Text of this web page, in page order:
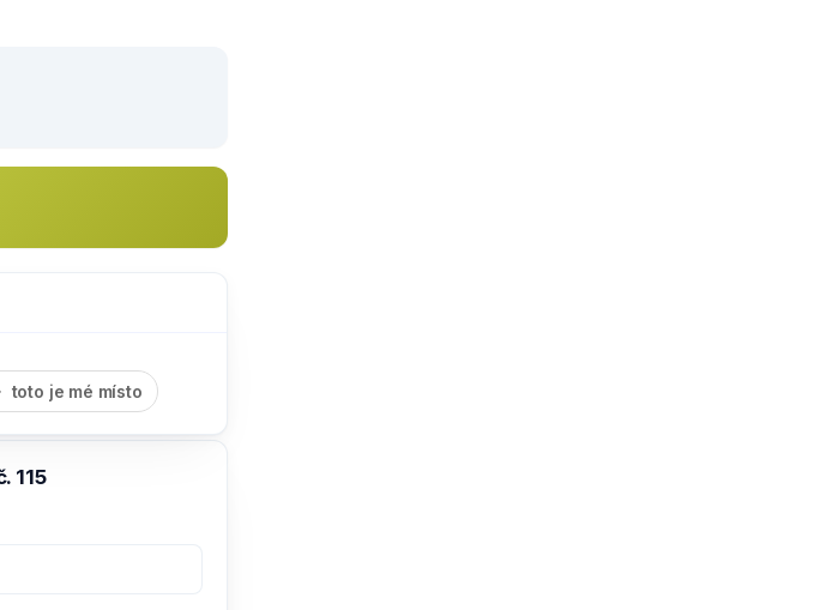
toto je mé místo
115